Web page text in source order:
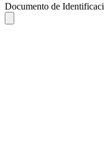
Documento de